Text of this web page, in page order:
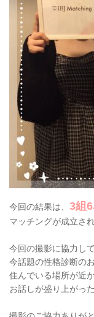
今回の結果は、 3組
マッチングが成立さ
今回の撮影に協力し
今話題の性格診断の
住んでいる場所が近
お話しが盛り上がっ